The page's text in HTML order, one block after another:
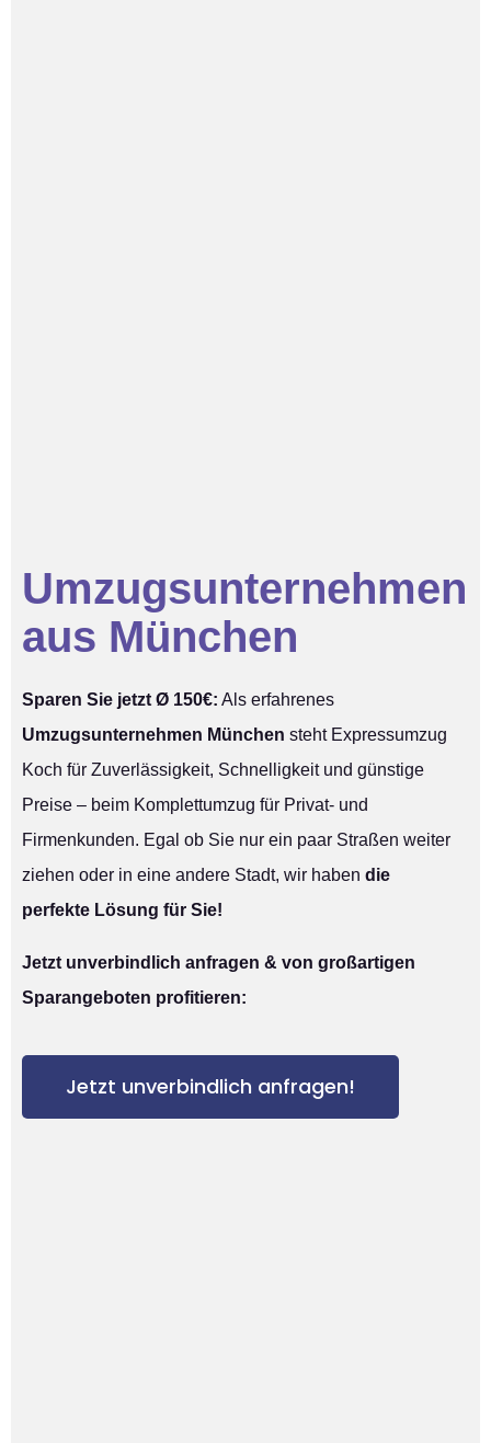
Umzugsunternehmen
aus München
Sparen Sie jetzt Ø 150€: Als erfahrenes
Umzugsunternehmen München steht Expressumzug
Koch für Zuverlässigkeit, Schnelligkeit und günstige
Preise – beim Komplettumzug für Privat- und
Firmenkunden. Egal ob Sie nur ein paar Straßen weiter
ziehen oder in eine andere Stadt, wir haben die
perfekte Lösung für Sie!
Jetzt unverbindlich anfragen & von großartigen
Sparangeboten profitieren:
Jetzt unverbindlich anfragen!